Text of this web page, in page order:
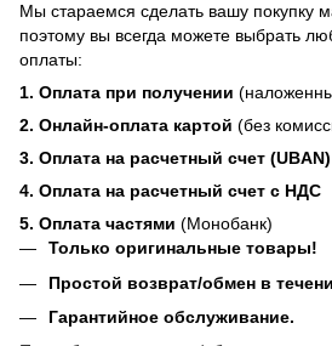
Мы стараемся сделать вашу покупку
поэтому вы всегда можете выбрать
оплаты:
1. Оплата при получении
2. Онлайн-оплата картой (без
3. Оплата на расчетный счет (UBAN)
4. Оплата на расчетный счет с НДС
5. Оплата частями (Монобанк)
Только оригинальные товары!
Простой возврат/обмен в
Гарантийное обслуживание.